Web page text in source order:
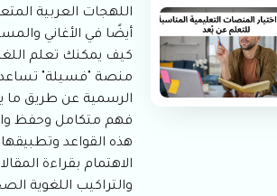
اللهجات العربية
أيضًا في الأغاني
كيف يمكنك تعلم
منصة "فسيلة" تساعدك
الرسمية عن طريق ما
فهم متكامل وحفظ
هذه القواعد وتطبيقها
الاهتمام بقراءة
والتراكيب اللغوية